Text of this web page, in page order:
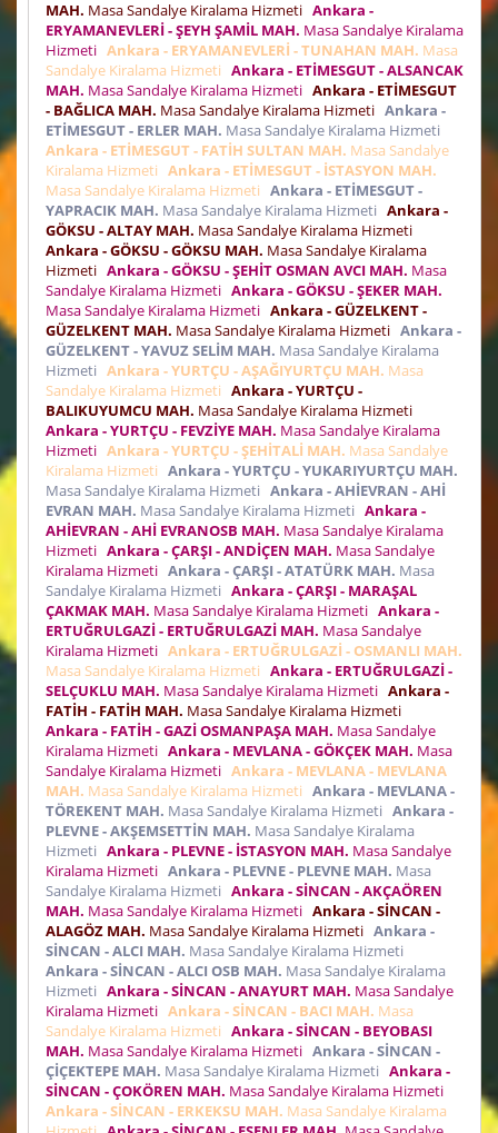
MAH. Masa Sandalye Kiralama Hizmeti Ankara -
ERYAMANEVLERİ - ŞEYH ŞAMİL MAH. Masa Sandalye Kiralama
Hizmeti Ankara - ERYAMANEVLERİ - TUNAHAN MAH. Masa
Sandalye Kiralama Hizmeti Ankara - ETİMESGUT - ALSANCAK
MAH. Masa Sandalye Kiralama Hizmeti Ankara - ETİMESGUT
- BAĞLICA MAH. Masa Sandalye Kiralama Hizmeti Ankara -
ETİMESGUT - ERLER MAH. Masa Sandalye Kiralama Hizmeti
Ankara - ETİMESGUT - FATİH SULTAN MAH. Masa Sandalye
Kiralama Hizmeti Ankara - ETİMESGUT - İSTASYON MAH.
Masa Sandalye Kiralama Hizmeti Ankara - ETİMESGUT -
YAPRACIK MAH. Masa Sandalye Kiralama Hizmeti Ankara -
GÖKSU - ALTAY MAH. Masa Sandalye Kiralama Hizmeti
Ankara - GÖKSU - GÖKSU MAH. Masa Sandalye Kiralama
Hizmeti Ankara - GÖKSU - ŞEHİT OSMAN AVCI MAH. Masa
Sandalye Kiralama Hizmeti Ankara - GÖKSU - ŞEKER MAH.
Masa Sandalye Kiralama Hizmeti Ankara - GÜZELKENT -
GÜZELKENT MAH. Masa Sandalye Kiralama Hizmeti Ankara -
GÜZELKENT - YAVUZ SELİM MAH. Masa Sandalye Kiralama
Hizmeti Ankara - YURTÇU - AŞAĞIYURTÇU MAH. Masa
Sandalye Kiralama Hizmeti Ankara - YURTÇU -
BALIKUYUMCU MAH. Masa Sandalye Kiralama Hizmeti
Ankara - YURTÇU - FEVZİYE MAH. Masa Sandalye Kiralama
Hizmeti Ankara - YURTÇU - ŞEHİTALİ MAH. Masa Sandalye
Kiralama Hizmeti Ankara - YURTÇU - YUKARIYURTÇU MAH.
Masa Sandalye Kiralama Hizmeti Ankara - AHİEVRAN - AHİ
EVRAN MAH. Masa Sandalye Kiralama Hizmeti Ankara -
AHİEVRAN - AHİ EVRANOSB MAH. Masa Sandalye Kiralama
Hizmeti Ankara - ÇARŞI - ANDİÇEN MAH. Masa Sandalye
Kiralama Hizmeti Ankara - ÇARŞI - ATATÜRK MAH. Masa
Sandalye Kiralama Hizmeti Ankara - ÇARŞI - MARAŞAL
ÇAKMAK MAH. Masa Sandalye Kiralama Hizmeti Ankara -
ERTUĞRULGAZİ - ERTUĞRULGAZİ MAH. Masa Sandalye
Kiralama Hizmeti Ankara - ERTUĞRULGAZİ - OSMANLI MAH.
Masa Sandalye Kiralama Hizmeti Ankara - ERTUĞRULGAZİ -
SELÇUKLU MAH. Masa Sandalye Kiralama Hizmeti Ankara -
FATİH - FATİH MAH. Masa Sandalye Kiralama Hizmeti
Ankara - FATİH - GAZİ OSMANPAŞA MAH. Masa Sandalye
Kiralama Hizmeti Ankara - MEVLANA - GÖKÇEK MAH. Masa
Sandalye Kiralama Hizmeti Ankara - MEVLANA - MEVLANA
MAH. Masa Sandalye Kiralama Hizmeti Ankara - MEVLANA -
TÖREKENT MAH. Masa Sandalye Kiralama Hizmeti Ankara -
PLEVNE - AKŞEMSETTİN MAH. Masa Sandalye Kiralama
Hizmeti Ankara - PLEVNE - İSTASYON MAH. Masa Sandalye
Kiralama Hizmeti Ankara - PLEVNE - PLEVNE MAH. Masa
Sandalye Kiralama Hizmeti Ankara - SİNCAN - AKÇAÖREN
MAH. Masa Sandalye Kiralama Hizmeti Ankara - SİNCAN -
ALAGÖZ MAH. Masa Sandalye Kiralama Hizmeti Ankara -
SİNCAN - ALCI MAH. Masa Sandalye Kiralama Hizmeti
Ankara - SİNCAN - ALCI OSB MAH. Masa Sandalye Kiralama
Hizmeti Ankara - SİNCAN - ANAYURT MAH. Masa Sandalye
Kiralama Hizmeti Ankara - SİNCAN - BACI MAH. Masa
Sandalye Kiralama Hizmeti Ankara - SİNCAN - BEYOBASI
MAH. Masa Sandalye Kiralama Hizmeti Ankara - SİNCAN -
ÇİÇEKTEPE MAH. Masa Sandalye Kiralama Hizmeti Ankara -
SİNCAN - ÇOKÖREN MAH. Masa Sandalye Kiralama Hizmeti
Ankara - SİNCAN - ERKEKSU MAH. Masa Sandalye Kiralama